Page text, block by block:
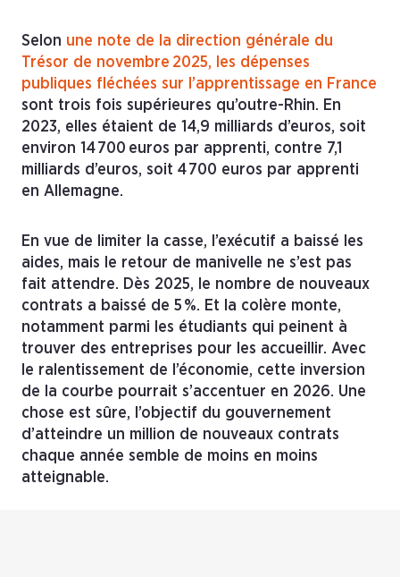
Selon une note de la direction générale du
Trésor de novembre 2025, les dépenses
publiques fléchées sur l’apprentissage en France
sont trois fois supérieures qu’outre-Rhin. En
2023, elles étaient de 14,9 milliards d’euros, soit
environ 14 700 euros par apprenti, contre 7,1
milliards d’euros, soit 4 700 euros par apprenti
en Allemagne.
En vue de limiter la casse, l’exécutif a baissé les
aides, mais le retour de manivelle ne s’est pas
fait attendre. Dès 2025, le nombre de nouveaux
contrats a baissé de 5 %. Et la colère monte,
notamment parmi les étudiants qui peinent à
trouver des entreprises pour les accueillir. Avec
le ralentissement de l’économie, cette inversion
de la courbe pourrait s’accentuer en 2026. Une
chose est sûre, l’objectif du gouvernement
d’atteindre un million de nouveaux contrats
chaque année semble de moins en moins
atteignable.